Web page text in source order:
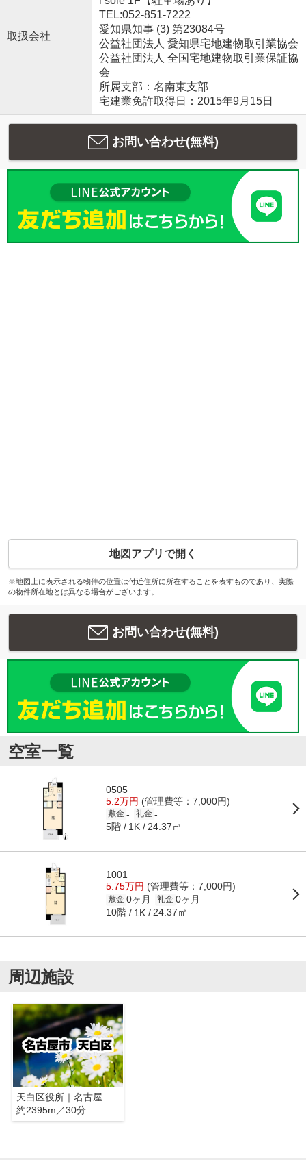
取扱会社
TEL:052-851-7222
愛知県知事 (3) 第23084号
公益社団法人 愛知県宅地建物取引業協会
公益社団法人 全国宅地建物取引業保証協
会
所属支部：名南東支部
宅建業免許取得日：2015年9月15日
お問い合わせ(無料)
地図アプリで開く
※地図上に表示される物件の位置は付近住所に所在することを表すものであり、実際
の物件所在地とは異なる場合がございます。
お問い合わせ(無料)
空室一覧
0505
5.2万円 (管理費等：7,000円)
敷金 - 礼金 -
5階 1K 24.37㎡
1001
5.75万円 (管理費等：7,000円)
敷金 0ヶ月 礼金 0ヶ月
10階 1K 24.37㎡
周辺施設
約2395m／30分